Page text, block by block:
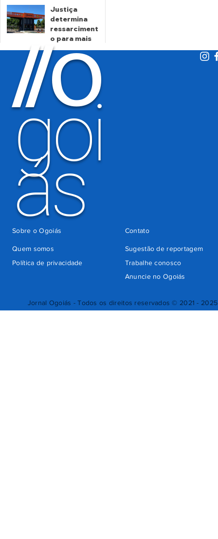
mortas em
Crixás
há 3 dias
Justiça
determina
ressarciment
o para mais
de 600 mil
motoristas
por
cobrança
indevida do
Detran-GO
há 6 dias
Jornal Ogoiás - Todos os direitos reservados © 2021 - 2025
//O
goi
ás
Quem somos
Sugestão de reportagem
Trabalhe conosco
Política de privacidade
Anuncie no Ogoiás
Contato
Sobre o Ogoiás